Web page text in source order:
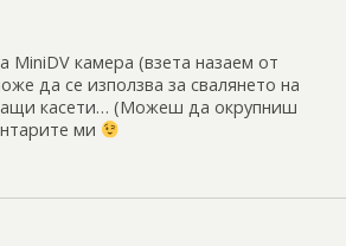
MiniDV камера (взета назаем от
да се използва за свалянето на
касети… (Можеш да окрупниш
ми